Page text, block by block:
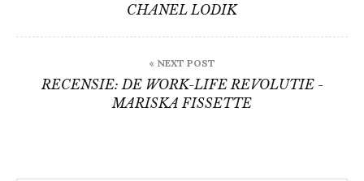
CHANEL LODIK
« NEXT POST
RECENSIE: DE WORK-LIFE REVOLUTIE -
MARISKA FISSETTE